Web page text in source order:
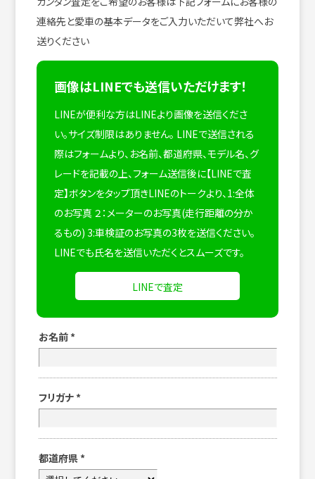
連絡先と愛車の基本データをご入力いただいて弊社へお
送りください
画像はLINEでも送信いただけます！
LINEが便利な方はLINEより画像を送信くださ
い。サイズ制限はありません。 LINEで送信される
際はフォームより、お名前、都道府県、モデル名、グ
レードを記載の上、フォーム送信後に【LINEで査
定】ボタンをタップ頂きLINEのトークより、1:全体
のお写真 ２：メーターのお写真(走行距離の分か
るもの) 3:車検証のお写真の3枚を送信ください。
LINEでも氏名を送信いただくとスムーズです。
LINEで査定
お名前 *
フリガナ *
都道府県 *